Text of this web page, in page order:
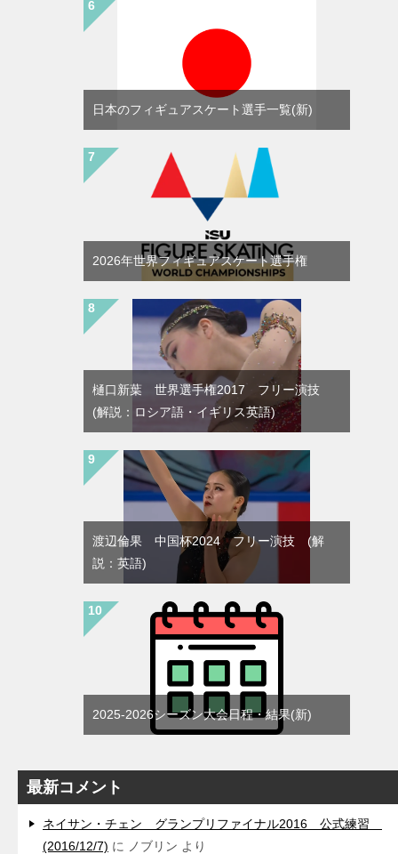
日本のフィギュアスケート選手一覧(新)
2026年世界フィギュアスケート選手権
樋口新葉 世界選手権2017 フリー演技
(解説：ロシア語・イギリス英語)
渡辺倫果 中国杯2024 フリー演技 (解
説：英語)
2025-2026シーズン大会日程・結果(新)
最新コメント
ネイサン・チェン グランプリファイナル2016 公式練習
(2016/12/7) に ノブリン より